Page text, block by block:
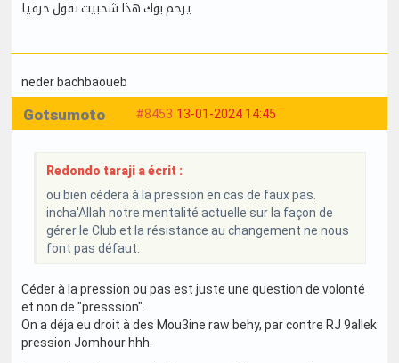
يرحم بوك هذا شحبيت نقول حرفيا
neder bachbaoueb
#8453 13-01-2024 14:45
Gotsumoto
Redondo taraji a écrit :
ou bien cédera à la pression en cas de faux pas.
incha'Allah notre mentalité actuelle sur la façon de
gérer le Club et la résistance au changement ne nous
font pas défaut.
Céder à la pression ou pas est juste une question de volonté
et non de "presssion".
On a déja eu droit à des Mou3ine raw behy, par contre RJ 9allek
pression Jomhour hhh.